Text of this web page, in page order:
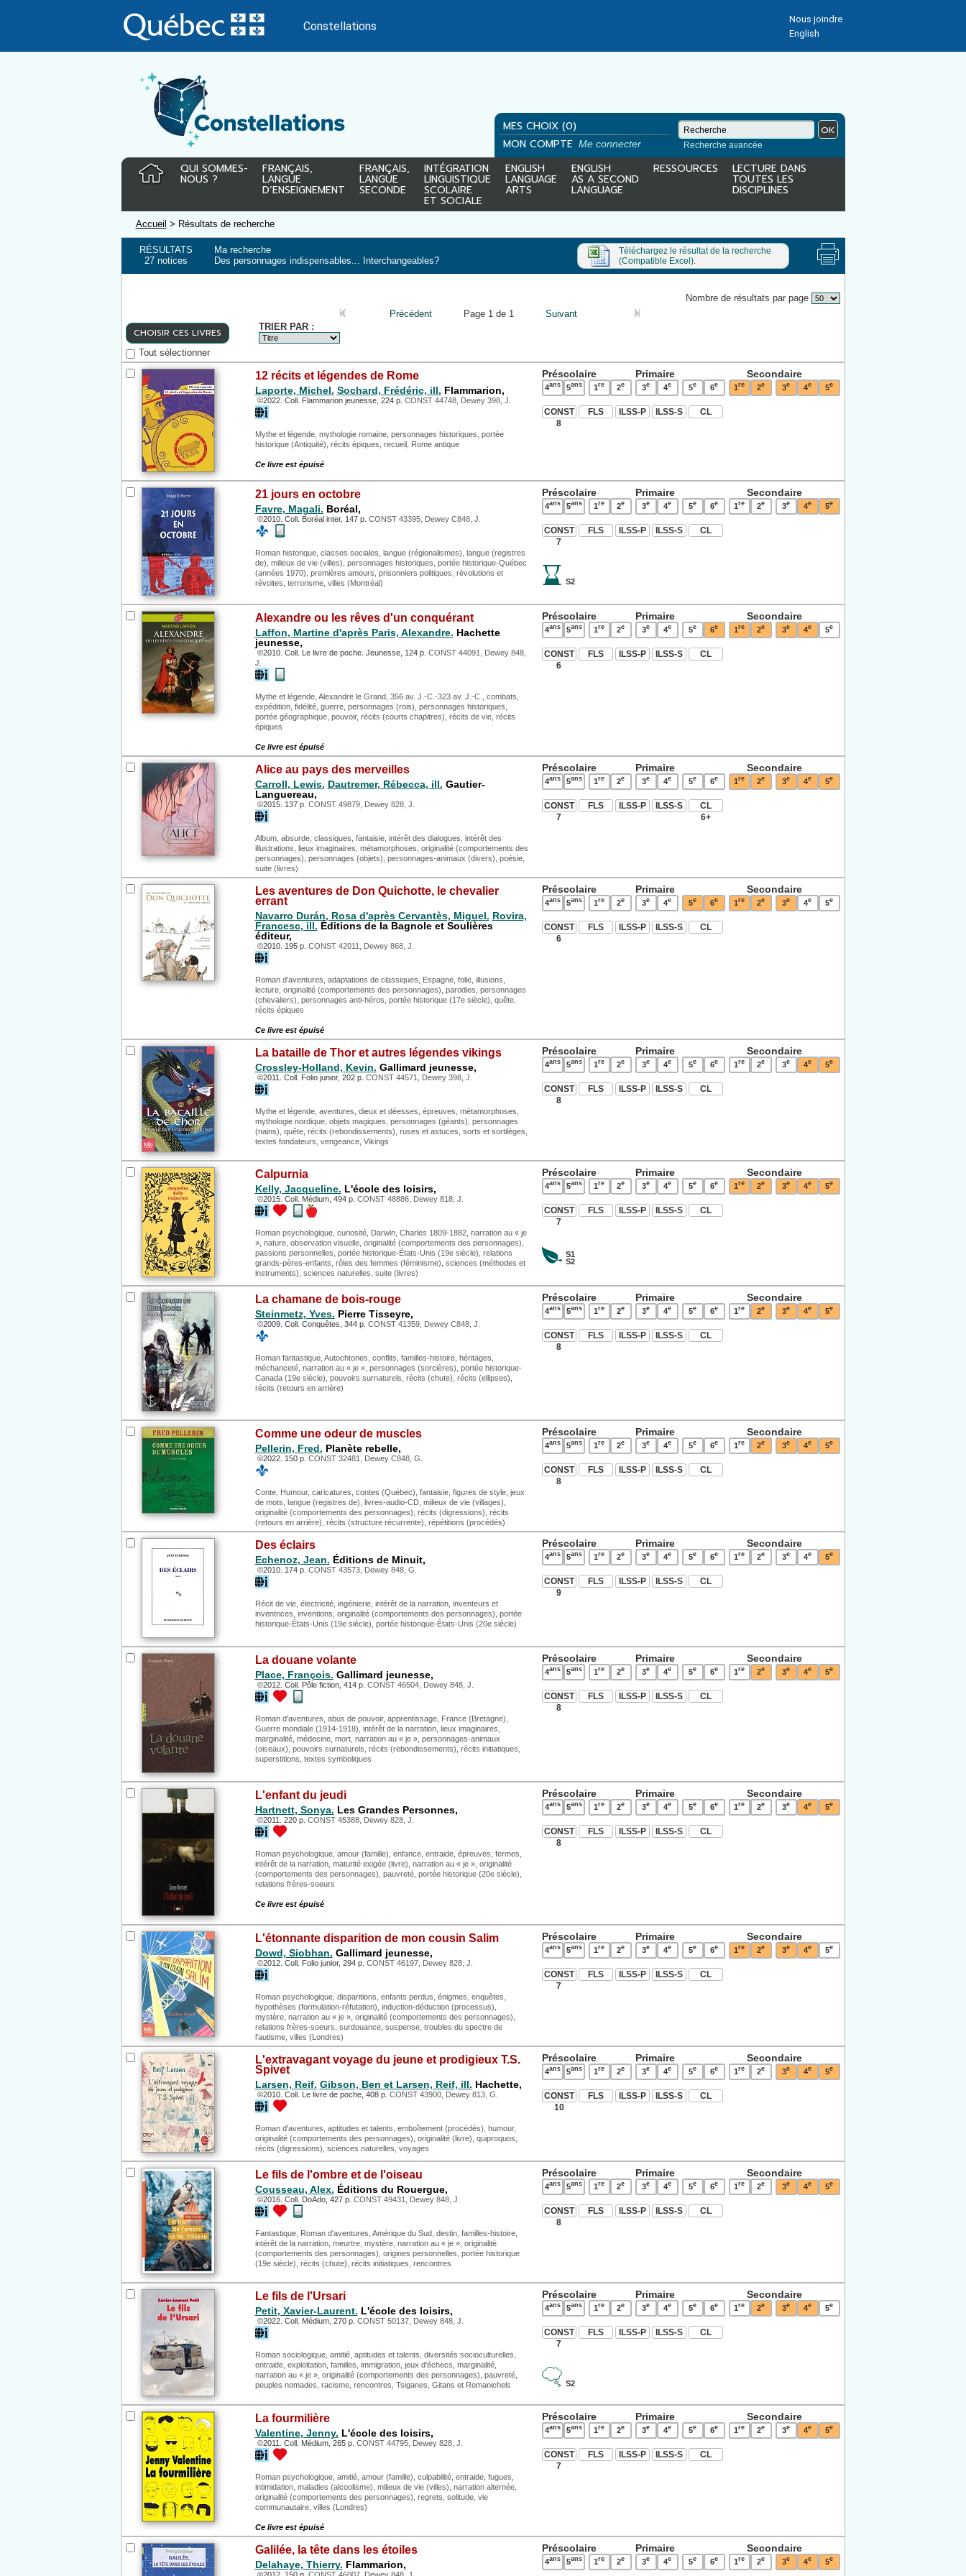
au
contenu
Constellations
Nous joindre
English
MES CHOIX (0)
MON COMPTEMe connecter
OK
Recherche avancée
QUI SOMMES-
NOUS ?
FRANÇAIS,
LANGUE
D’ENSEIGNEMENT
FRANÇAIS,
LANGUE
SECONDE
INTÉGRATION
LINGUISTIQUE
SCOLAIRE
ET SOCIALE
ENGLISH
LANGUAGE
ARTS
ENGLISH
AS A SECOND
LANGUAGE
RESSOURCES LECTURE DANS
TOUTES LES
DISCIPLINES
Accueil > Résultats de recherche
RÉSULTATS
27 notices
Ma recherche
Des personnages indispensables... Interchangeables?
Téléchargez le résultat de la recherche
(Compatible Excel).
Nombre de résultats par page
Précédent
Page 1 de 1 Suivant
CHOISIR CES LIVRES
Tout sélectionner
TRIER PAR :
12 récits et légendes de Rome
Laporte, Michel. Sochard, Frédéric, ill. Flammarion,
©2022. Coll. Flammarion jeunesse, 224 p. CONST 44748, Dewey 398, J.
Mythe et légende, mythologie romaine, personnages historiques, portée
historique (Antiquité), récits épiques, recueil, Rome antique
Ce livre est épuisé
Préscolaire Primaire Secondaire
4ans 5ans 1re 2e 3e 4e 5e 6e 1re 2e 3e 4e 5e
CONST FLS ILSS-P ILSS-S
CL
8
21 jours en octobre
Favre, Magali. Boréal,
©2010. Coll. Boréal inter, 147 p. CONST 43395, Dewey C848, J.
Roman historique, classes sociales, langue (régionalismes), langue (registres
de), milieux de vie (villes), personnages historiques, portée historique-Québec
(années 1970), premières amours, prisonniers politiques, révolutions et
révoltes, terrorisme, villes (Montréal)
Préscolaire Primaire Secondaire
4ans 5ans 1re 2e 3e 4e 5e 6e 1re 2e 3e 4e 5e
CONST FLS ILSS-P ILSS-S
CL
7
S2
Alexandre ou les rêves d'un conquérant
Laffon, Martine d'après Paris, Alexandre. Hachette
jeunesse,
©2010. Coll. Le livre de poche. Jeunesse, 124 p. CONST 44091, Dewey 848,
J.
Mythe et légende, Alexandre le Grand, 356 av. J.-C.-323 av. J.-C., combats,
expédition, fidélité, guerre, personnages (rois), personnages historiques,
portée géographique, pouvoir, récits (courts chapitres), récits de vie, récits
épiques
Ce livre est épuisé
Préscolaire Primaire Secondaire
4ans 5ans 1re 2e 3e 4e 5e 6e 1re 2e 3e 4e 5e
CONST FLS ILSS-P ILSS-S
CL
6
Alice au pays des merveilles
Carroll, Lewis. Dautremer, Rébecca, ill. Gautier-
Languereau,
©2015. 137 p. CONST 49879, Dewey 828, J.
Album, absurde, classiques, fantaisie, intérêt des dialogues, intérêt des
illustrations, lieux imaginaires, métamorphoses, originalité (comportements des
personnages), personnages (objets), personnages-animaux (divers), poésie,
suite (livres)
Préscolaire Primaire Secondaire
4ans 5ans 1re 2e 3e 4e 5e 6e 1re 2e 3e 4e 5e
CONST FLS ILSS-P ILSS-S
CL
7
6+
Les aventures de Don Quichotte, le chevalier
errant
Navarro Durán, Rosa d'après Cervantès, Miguel. Rovira,
Francesc, ill. Éditions de la Bagnole et Soulières
éditeur,
©2010. 195 p. CONST 42011, Dewey 868, J.
Roman d'aventures, adaptations de classiques, Espagne, folie, illusions,
lecture, originalité (comportements des personnages), parodies, personnages
(chevaliers), personnages anti-héros, portée historique (17e siècle), quête,
récits épiques
Ce livre est épuisé
Préscolaire Primaire Secondaire
4ans 5ans 1re 2e 3e 4e 5e 6e 1re 2e 3e 4e 5e
CONST FLS ILSS-P ILSS-S
CL
6
La bataille de Thor et autres légendes vikings
Crossley-Holland, Kevin. Gallimard jeunesse,
©2011. Coll. Folio junior, 202 p. CONST 44571, Dewey 398, J.
Mythe et légende, aventures, dieux et déesses, épreuves, métamorphoses,
mythologie nordique, objets magiques, personnages (géants), personnages
(nains), quête, récits (rebondissements), ruses et astuces, sorts et sortilèges,
textes fondateurs, vengeance, Vikings
Préscolaire Primaire Secondaire
4ans 5ans 1re 2e 3e 4e 5e 6e 1re 2e 3e 4e 5e
CONST FLS ILSS-P ILSS-S
CL
8
Calpurnia
Kelly, Jacqueline. L'école des loisirs,
©2015. Coll. Médium, 494 p. CONST 48886, Dewey 818, J.
Roman psychologique, curiosité, Darwin, Charles 1809-1882, narration au « je
», nature, observation visuelle, originalité (comportements des personnages),
passions personnelles, portée historique-États-Unis (19e siècle), relations
grands-pères-enfants, rôles des femmes (féminisme), sciences (méthodes et
instruments), sciences naturelles, suite (livres)
Préscolaire Primaire Secondaire
4ans 5ans 1re 2e 3e 4e 5e 6e 1re 2e 3e 4e 5e
CONST FLS ILSS-P ILSS-S
CL
7
S1
S2
La chamane de bois-rouge
Steinmetz, Yves. Pierre Tisseyre,
©2009. Coll. Conquêtes, 344 p. CONST 41359, Dewey C848, J.
Roman fantastique, Autochtones, conflits, familles-histoire, héritages,
méchanceté, narration au « je », personnages (sorcières), portée historique-
Canada (19e siècle), pouvoirs surnaturels, récits (chute), récits (ellipses),
récits (retours en arrière)
Préscolaire Primaire Secondaire
4ans 5ans 1re 2e 3e 4e 5e 6e 1re 2e 3e 4e 5e
CONST FLS ILSS-P ILSS-S
CL
8
Comme une odeur de muscles
Pellerin, Fred. Planète rebelle,
©2022. 150 p. CONST 32481, Dewey C848, G.
Conte, Humour, caricatures, contes (Québec), fantaisie, figures de style, jeux
de mots, langue (registres de), livres-audio-CD, milieux de vie (villages),
originalité (comportements des personnages), récits (digressions), récits
(retours en arrière), récits (structure récurrente), répétitions (procédés)
Préscolaire Primaire Secondaire
4ans 5ans 1re 2e 3e 4e 5e 6e 1re 2e 3e 4e 5e
CONST FLS ILSS-P ILSS-S
CL
8
Des éclairs
Echenoz, Jean. Éditions de Minuit,
©2010. 174 p. CONST 43573, Dewey 848, G.
Récit de vie, électricité, ingénierie, intérêt de la narration, inventeurs et
inventrices, inventions, originalité (comportements des personnages), portée
historique-États-Unis (19e siècle), portée historique-États-Unis (20e siècle)
Préscolaire Primaire Secondaire
4ans 5ans 1re 2e 3e 4e 5e 6e 1re 2e 3e 4e 5e
CONST FLS ILSS-P ILSS-S
CL
9
La douane volante
Place, François. Gallimard jeunesse,
©2012. Coll. Pôle fiction, 414 p. CONST 46504, Dewey 848, J.
Roman d'aventures, abus de pouvoir, apprentissage, France (Bretagne),
Guerre mondiale (1914-1918), intérêt de la narration, lieux imaginaires,
marginalité, médecine, mort, narration au « je », personnages-animaux
(oiseaux), pouvoirs surnaturels, récits (rebondissements), récits initiatiques,
superstitions, textes symboliques
Préscolaire Primaire Secondaire
4ans 5ans 1re 2e 3e 4e 5e 6e 1re 2e 3e 4e 5e
CONST FLS ILSS-P ILSS-S
CL
8
L'enfant du jeudi
Hartnett, Sonya. Les Grandes Personnes,
©2011. 220 p. CONST 45388, Dewey 828, J.
Roman psychologique, amour (famille), enfance, entraide, épreuves, fermes,
intérêt de la narration, maturité exigée (livre), narration au « je », originalité
(comportements des personnages), pauvreté, portée historique (20e siècle),
relations frères-soeurs
Ce livre est épuisé
Préscolaire Primaire Secondaire
4ans 5ans 1re 2e 3e 4e 5e 6e 1re 2e 3e 4e 5e
CONST FLS ILSS-P ILSS-S
CL
8
L'étonnante disparition de mon cousin Salim
Dowd, Siobhan. Gallimard jeunesse,
©2012. Coll. Folio junior, 294 p. CONST 46197, Dewey 828, J.
Roman psychologique, disparitions, enfants perdus, énigmes, enquêtes,
hypothèses (formulation-réfutation), induction-déduction (processus),
mystère, narration au « je », originalité (comportements des personnages),
relations frères-soeurs, surdouance, suspense, troubles du spectre de
l'autisme, villes (Londres)
Préscolaire Primaire Secondaire
4ans 5ans 1re 2e 3e 4e 5e 6e 1re 2e 3e 4e 5e
CONST FLS ILSS-P ILSS-S
CL
7
L'extravagant voyage du jeune et prodigieux T.S.
Spivet
Larsen, Reif. Gibson, Ben et Larsen, Reif, ill. Hachette,
©2010. Coll. Le livre de poche, 408 p. CONST 43900, Dewey 813, G.
Roman d'aventures, aptitudes et talents, emboîtement (procédés), humour,
originalité (comportements des personnages), originalité (livre), quiproquos,
récits (digressions), sciences naturelles, voyages
Préscolaire Primaire Secondaire
4ans 5ans 1re 2e 3e 4e 5e 6e 1re 2e 3e 4e 5e
CONST FLS ILSS-P ILSS-S
CL
10
Le fils de l'ombre et de l'oiseau
Cousseau, Alex. Éditions du Rouergue,
©2016. Coll. DoAdo, 427 p. CONST 49431, Dewey 848, J.
Fantastique, Roman d'aventures, Amérique du Sud, destin, familles-histoire,
intérêt de la narration, meurtre, mystère, narration au « je », originalité
(comportements des personnages), origines personnelles, portée historique
(19e siècle), récits (chute), récits initiatiques, rencontres
Préscolaire Primaire Secondaire
4ans 5ans 1re 2e 3e 4e 5e 6e 1re 2e 3e 4e 5e
CONST FLS ILSS-P ILSS-S
CL
8
Le fils de l'Ursari
Petit, Xavier-Laurent. L'école des loisirs,
©2022. Coll. Médium, 270 p. CONST 50137, Dewey 848, J.
Roman sociologique, amitié, aptitudes et talents, diversités socioculturelles,
entraide, exploitation, familles, immigration, jeux d'échecs, marginalité,
narration au « je », originalité (comportements des personnages), pauvreté,
peuples nomades, racisme, rencontres, Tsiganes, Gitans et Romanichels
Préscolaire Primaire Secondaire
4ans 5ans 1re 2e 3e 4e 5e 6e 1re 2e 3e 4e 5e
CONST FLS ILSS-P ILSS-S
CL
7
S2
La fourmilière
Valentine, Jenny. L'école des loisirs,
©2011. Coll. Médium, 265 p. CONST 44795, Dewey 828, J.
Roman psychologique, amitié, amour (famille), culpabilité, entraide, fugues,
intimidation, maladies (alcoolisme), milieux de vie (villes), narration alternée,
originalité (comportements des personnages), regrets, solitude, vie
communautaire, villes (Londres)
Ce livre est épuisé
Préscolaire Primaire Secondaire
4ans 5ans 1re 2e 3e 4e 5e 6e 1re 2e 3e 4e 5e
CONST FLS ILSS-P ILSS-S
CL
7
Galilée, la tête dans les étoiles
Delahaye, Thierry. Flammarion,
Préscolaire Primaire Secondaire
4ans 5ans 1 re 2e 3e 4e 5e 6e 1 re 2e 3e 4e 5e